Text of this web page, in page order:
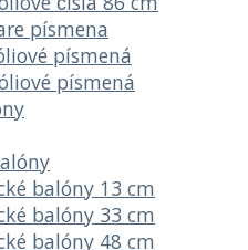
písmena
písmená
písmená
balóny 13 cm
balóny 33 cm
balóny 48 cm